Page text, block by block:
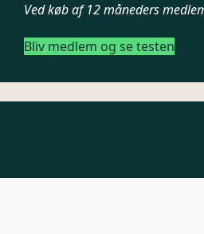
Ved køb af 12 måneders
Bliv medlem og se testen